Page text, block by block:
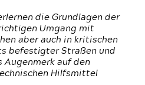
die Grundlagen der
Umgang mit
aber auch in kritischen
befestigter Straßen und
Augenmerk auf den
Hilfsmittel